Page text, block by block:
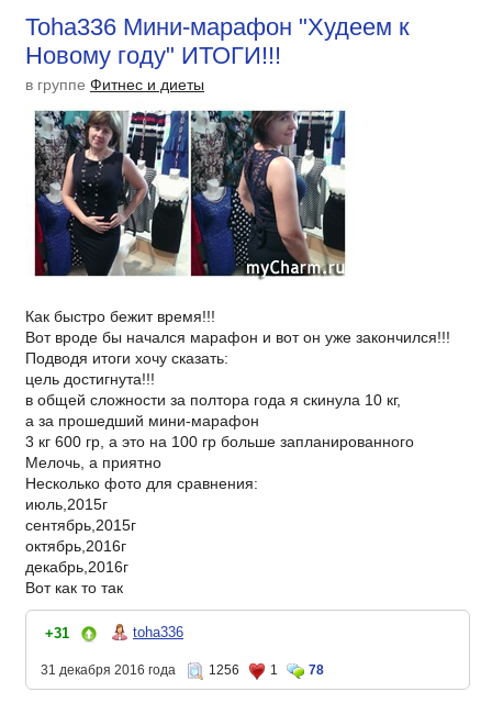
Toha336 Мини-марафон "Худеем к
Новому году" ИТОГИ!!!
в группе Фитнес и диеты
Как быстро бежит время!!!
Вот вроде бы начался марафон и вот он уже закончился!!!
Подводя итоги хочу сказать:
цель достигнута!!!
в общей сложности за полтора года я скинула 10 кг,
а за прошедший мини-марафон
3 кг 600 гр, а это на 100 гр больше запланированного
Мелочь, а приятно
Несколько фото для сравнения:
июль,2015г
сентябрь,2015г
октябрь,2016г
декабрь,2016г
Вот как то так
+31 toha336
31 декабря 2016 года 1256 1 78